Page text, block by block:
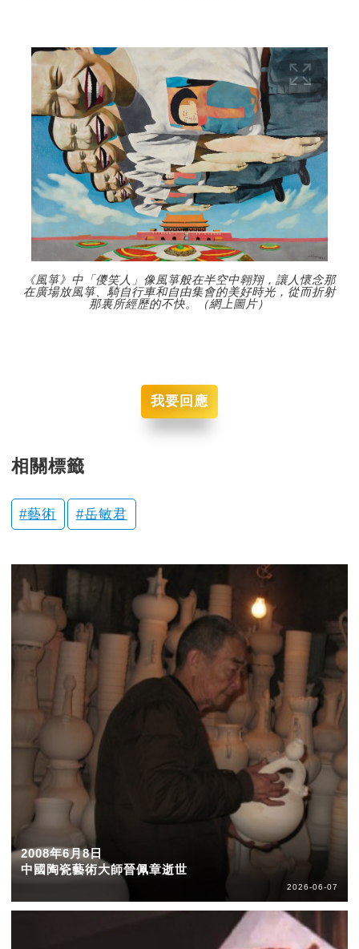
《風箏》中「儍笑人」像風箏般在半空中翱翔，讓人懷念那
在廣場放風箏、騎自行車和自由集會的美好時光，從而折射
那裏所經歷的不快。（網上圖片）
我要回應
相關標籤
藝術 岳敏君
2008年6月8日
中國陶瓷藝術大師晉佩章逝世
2026-06-07